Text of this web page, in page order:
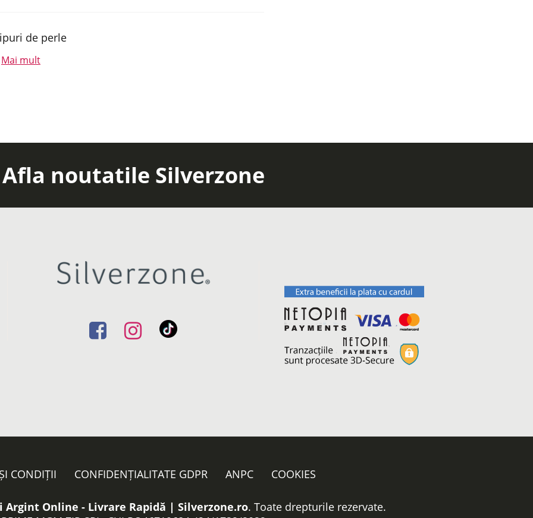
de perle
Mai mult
Afla noutatile Silverzone
CONDIȚII CONFIDENȚIALITATE GDPR ANPC COOKIES
Online - Livrare Rapidă | Silverzone.ro. Toate drepturile rezervate.